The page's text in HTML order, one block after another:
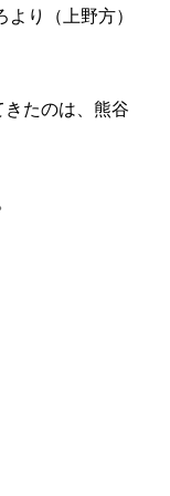
り（上野方）
たのは、熊谷